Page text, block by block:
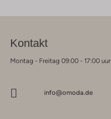
Kontakt
Montag - Freitag 09:00 - 17:00 uur
info@omoda.de